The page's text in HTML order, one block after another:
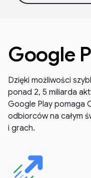
Google
Dzięki możliwości
ponad 2, 5 miliarda
Google Play pomaga
odbiorców na całym
i grach.